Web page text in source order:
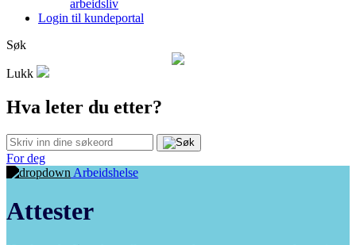
arbeidsliv
Login til kundeportal
Søk
Lukk
Hva leter du etter?
For deg
Arbeidshelse
Attester